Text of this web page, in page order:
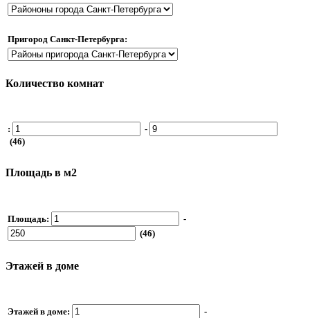
Пригород Санкт-Петербурга:
Количество комнат
:
-
(46)
Площадь в м2
Площадь:
-
(46)
Этажей в доме
Этажей в доме:
-